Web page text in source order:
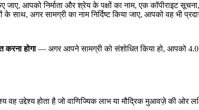
जाए, आपको निर्माता और श्रेय के पक्षों का नाम, एक
अगर सामग्री का नाम निर्दिष्ट किया जाए, आपको वह भी
करना होगा— अगर आपने सामग्री को संशोधित किया हो, आपको 4.0
वह उद्देश्य होता है जो वाणिज्यिक लाभ या मौद्रिक मुआवज़े की ओर